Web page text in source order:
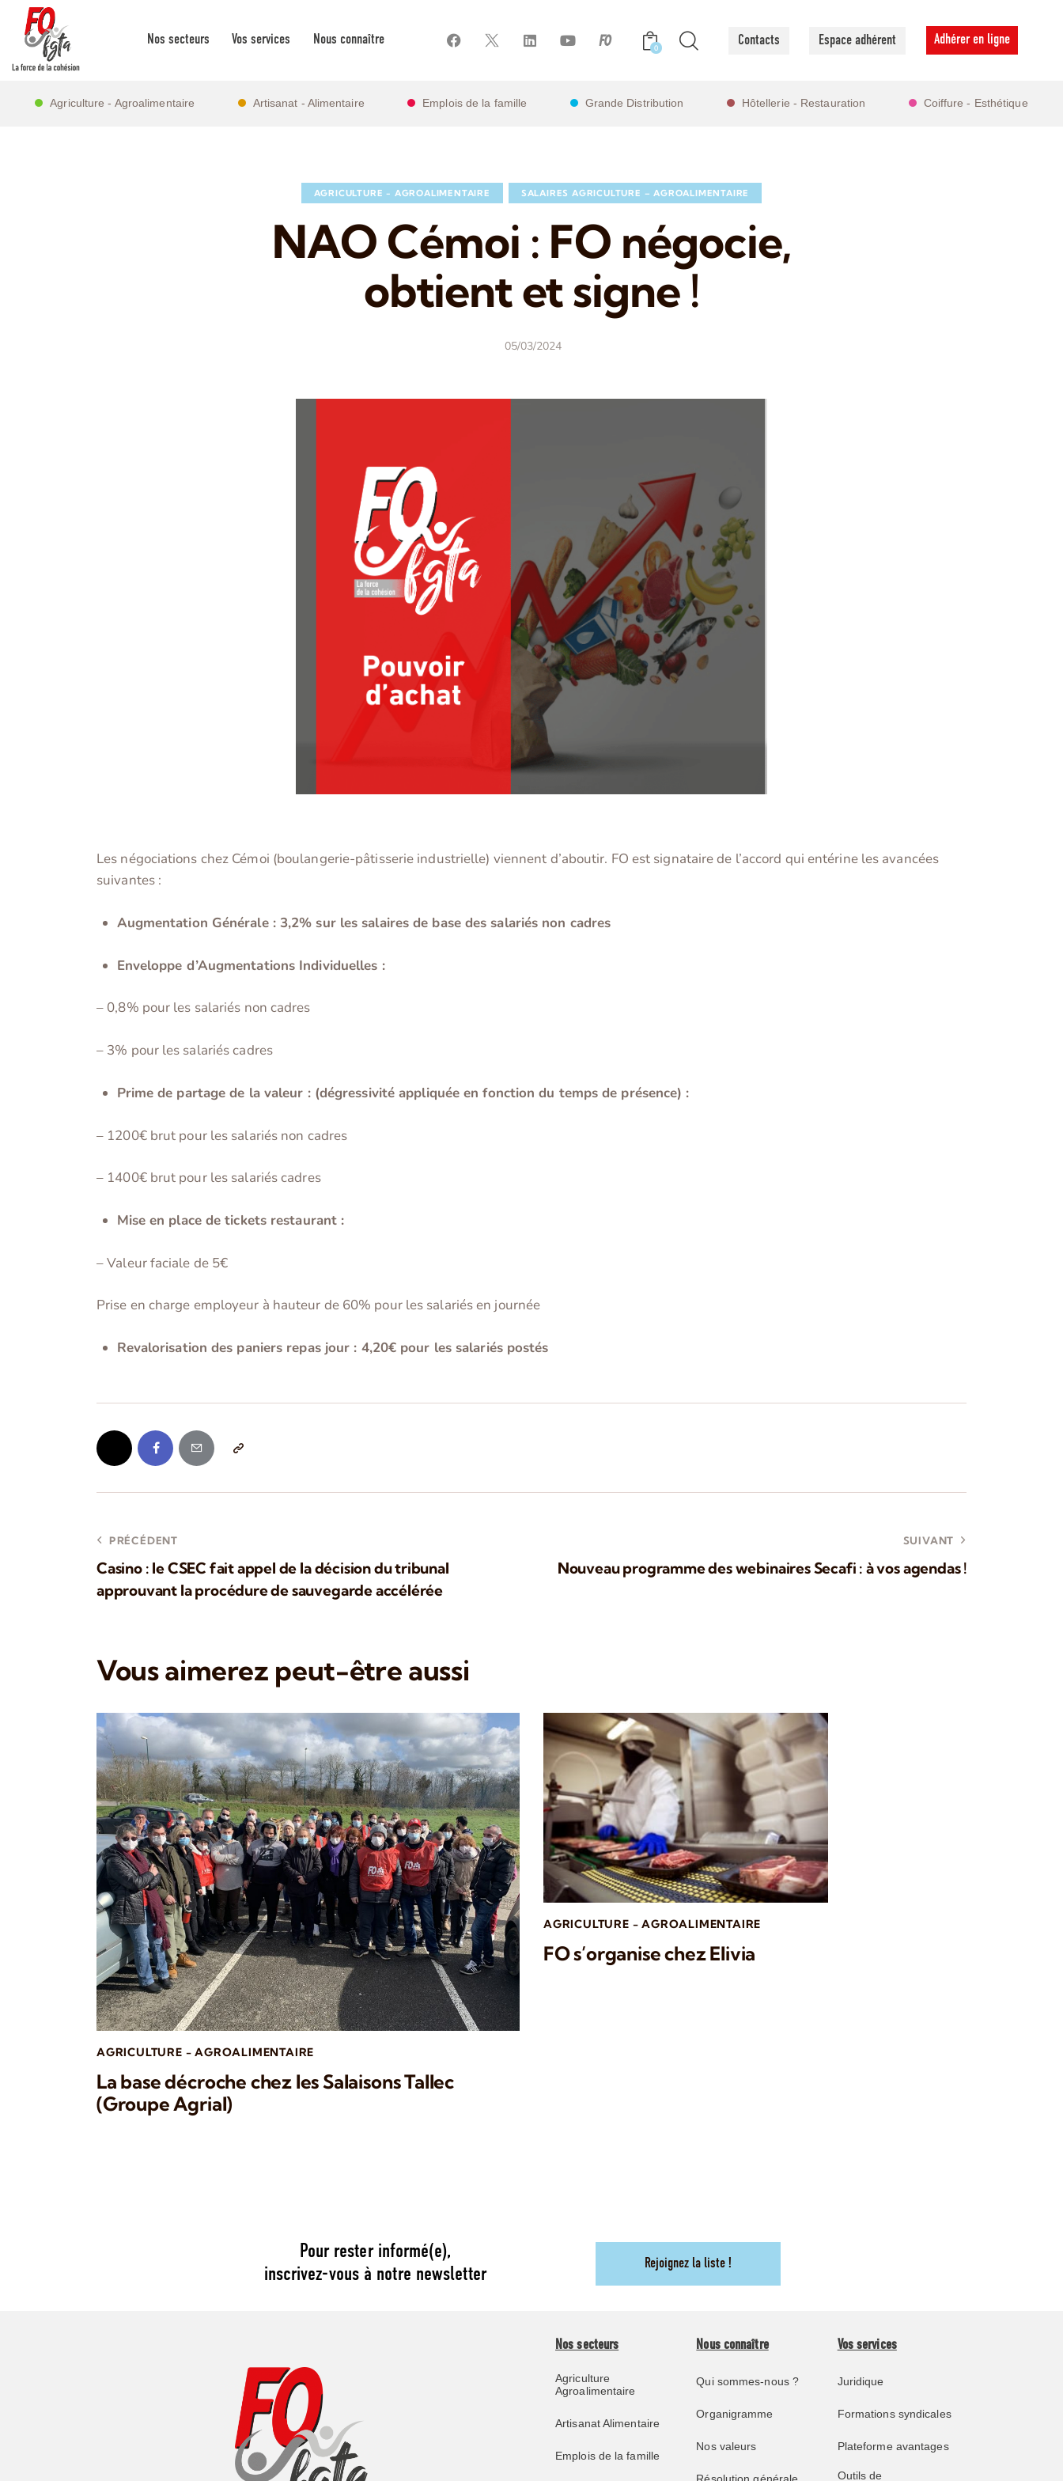
Nos secteurs Vos services Nous connaître
0 Contacts Espace adhérent Adhérer en ligne
Agriculture - Agroalimentaire Artisanat - Alimentaire Emplois de la famille Grande Distribution Hôtellerie - Restauration Coiffure - Esthétique
AGRICULTURE - AGROALIMENTAIRE SALAIRES AGRICULTURE – AGROALIMENTAIRE
NAO Cémoi : FO négocie,
obtient et signe !
05/03/2024
Les négociations chez Cémoi (boulangerie-pâtisserie industrielle) viennent d’aboutir. FO est signataire de l’accord qui entérine les avancées
suivantes :
Augmentation Générale : 3,2%sur les salaires de base des salariés non cadres
Enveloppe d’Augmentations Individuelles :
– 0,8% pour les salariés non cadres
– 3% pour les salariés cadres
Prime de partage de la valeur : (dégressivité appliquée en fonction du temps de présence) :
– 1200€ brut pour les salariés non cadres
– 1400€ brut pour les salariés cadres
Mise en place de tickets restaurant :
– Valeur faciale de 5€
Prise en charge employeur à hauteur de 60% pour les salariés en journée
Revalorisation des paniers repas jour : 4,20€ pour les salariés postés
PRÉCÉDENT
Casino : le CSEC fait appel de la décision du tribunal
approuvant la procédure de sauvegarde accélérée
SUIVANT
Nouveau programme des webinaires Secafi : à vos agendas !
Vous aimerez peut-être aussi
AGRICULTURE - AGROALIMENTAIRE
La base décroche chez les Salaisons Tallec
(Groupe Agrial)
AGRICULTURE - AGROALIMENTAIRE
FO s’organise chez Elivia
Pour rester informé(e),
inscrivez-vous à notre newsletter
Rejoignez la liste !
Nos secteurs
Agriculture
Agroalimentaire
Artisanat Alimentaire
Emplois de la famille
Nous connaître
Qui sommes-nous ?
Organigramme
Nos valeurs
Résolution générale
Vos services
Juridique
Formations syndicales
Plateforme avantages
Outils de